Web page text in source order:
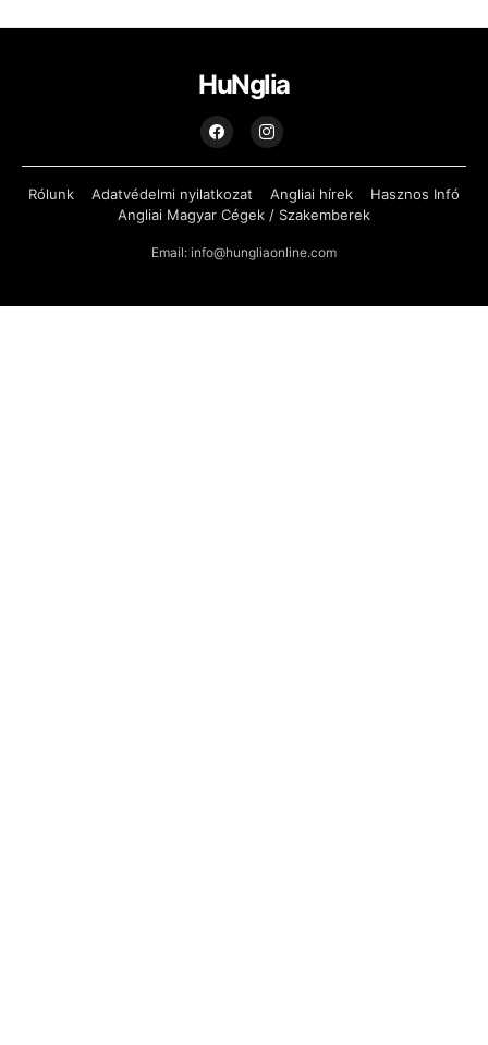
HuNglia
Rólunk Adatvédelmi nyilatkozat Angliai hírek
Hasznos Infó
Angliai Magyar Cégek / Szakemberek
Email: info@hungliaonline.com